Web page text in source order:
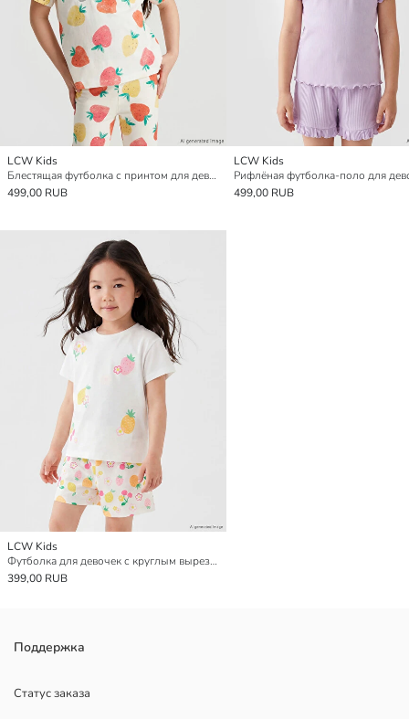
LCW Kids
Блестящая футболка с принтом для девочек
499,00 RUB
LCW Kids
Рифлёная футболка-поло для
499,00 RUB
LCW Kids
Футболка для девочек с круглым вырезом и принтом
399,00 RUB
Поддержка
Статус заказа